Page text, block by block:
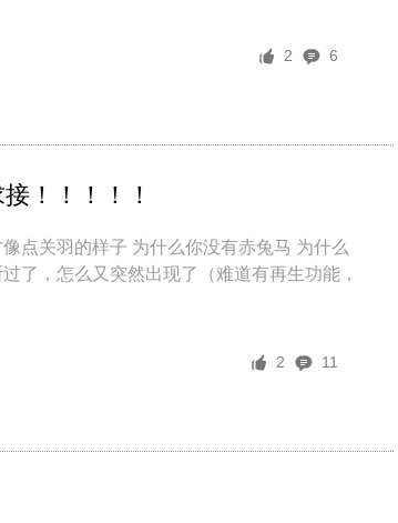
2 6
！！！！！
点关羽的样子 为什么你没有赤兔马 为什么
了，怎么又突然出现了（难道有再生功能，
2 11